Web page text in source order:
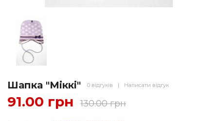
Шапка "Міккі" 0 відгуків | Написати відгук
91.00 грн 130.00 грн